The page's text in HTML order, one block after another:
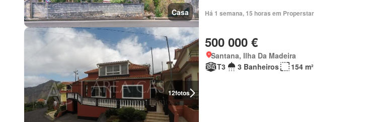
Casa Há 1 semana, 15 horas em Properstar
12fotos
500 000 €
Santana, Ilha Da Madeira
T3
3 Banheiros 154 m²